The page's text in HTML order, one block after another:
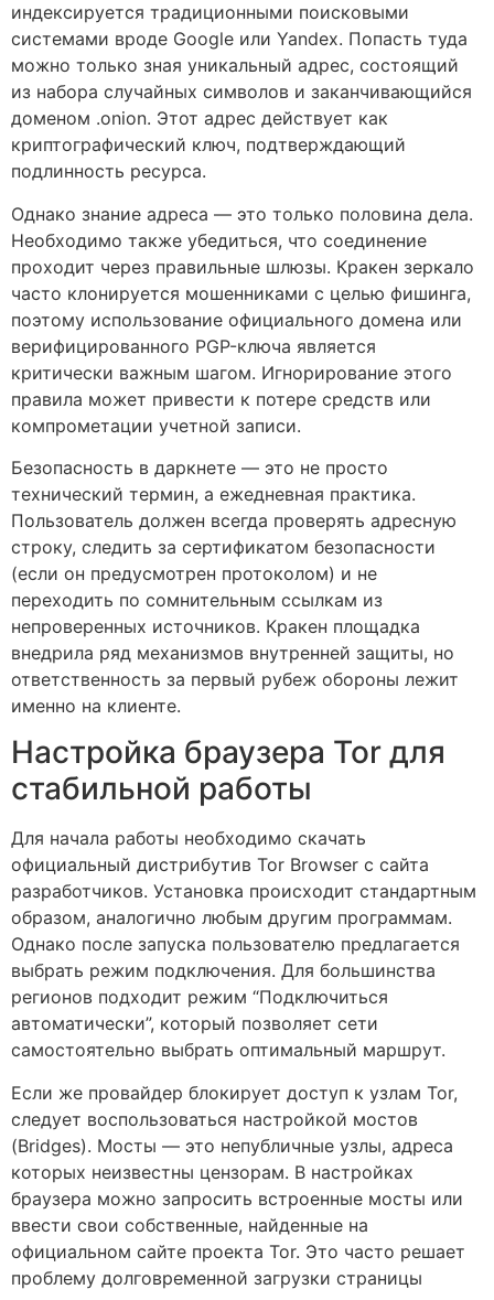
индексируется традиционными поисковыми
системами вроде Google или Yandex. Попасть туда
можно только зная уникальный адрес, состоящий
из набора случайных символов и заканчивающийся
доменом .onion. Этот адрес действует как
криптографический ключ, подтверждающий
подлинность ресурса.
Однако знание адреса — это только половина дела.
Необходимо также убедиться, что соединение
проходит через правильные шлюзы. Кракен зеркало
часто клонируется мошенниками с целью фишинга,
поэтому использование официального домена или
верифицированного PGP-ключа является
критически важным шагом. Игнорирование этого
правила может привести к потере средств или
компрометации учетной записи.
Безопасность в даркнете — это не просто
технический термин, а ежедневная практика.
Пользователь должен всегда проверять адресную
строку, следить за сертификатом безопасности
(если он предусмотрен протоколом) и не
переходить по сомнительным ссылкам из
непроверенных источников. Кракен площадка
внедрила ряд механизмов внутренней защиты, но
ответственность за первый рубеж обороны лежит
именно на клиенте.
Настройка браузера Tor для
стабильной работы
Для начала работы необходимо скачать
официальный дистрибутив Tor Browser с сайта
разработчиков. Установка происходит стандартным
образом, аналогично любым другим программам.
Однако после запуска пользователю предлагается
выбрать режим подключения. Для большинства
регионов подходит режим “Подключиться
автоматически”, который позволяет сети
самостоятельно выбрать оптимальный маршрут.
Если же провайдер блокирует доступ к узлам Tor,
следует воспользоваться настройкой мостов
(Bridges). Мосты — это непубличные узлы, адреса
которых неизвестны цензорам. В настройках
браузера можно запросить встроенные мосты или
ввести свои собственные, найденные на
официальном сайте проекта Tor. Это часто решает
проблему долговременной загрузки страницы